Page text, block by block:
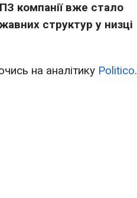
компанії вже стало
структур у низці
на аналітику Politico.